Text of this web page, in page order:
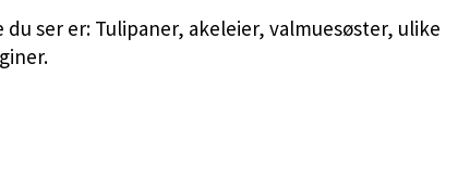
ser er: Tulipaner, akeleier, valmuesøster, ulike